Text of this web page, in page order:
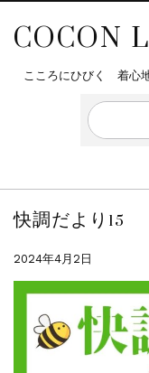
COCON
こころにひびく 着心
快調だより15
2024年4月2日